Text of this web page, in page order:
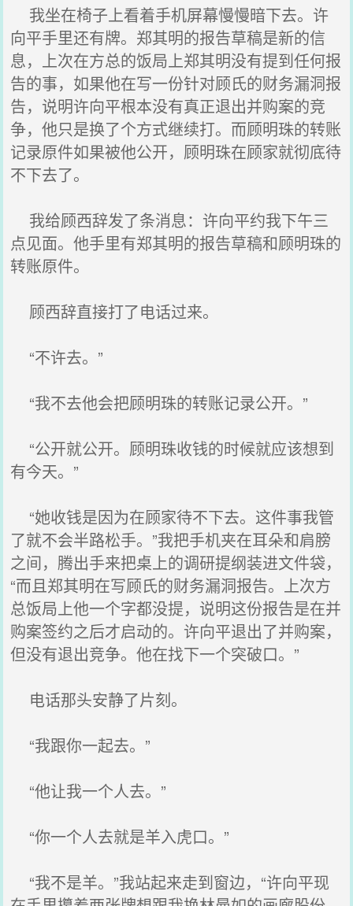
我坐在椅子上看着手机屏幕慢慢暗下去。许
向平手里还有牌。郑其明的报告草稿是新的信
息，上次在方总的饭局上郑其明没有提到任何报
告的事，如果他在写一份针对顾氏的财务漏洞报
告，说明许向平根本没有真正退出并购案的竞
争，他只是换了个方式继续打。而顾明珠的转账
记录原件如果被他公开，顾明珠在顾家就彻底待
不下去了。
我给顾西辞发了条消息：许向平约我下午三
点见面。他手里有郑其明的报告草稿和顾明珠的
转账原件。
顾西辞直接打了电话过来。
“不许去。”
“我不去他会把顾明珠的转账记录公开。”
“公开就公开。顾明珠收钱的时候就应该想到
有今天。”
“她收钱是因为在顾家待不下去。这件事我管
了就不会半路松手。”我把手机夹在耳朵和肩膀
之间，腾出手来把桌上的调研提纲装进文件袋，
“而且郑其明在写顾氏的财务漏洞报告。上次方
总饭局上他一个字都没提，说明这份报告是在并
购案签约之后才启动的。许向平退出了并购案，
但没有退出竞争。他在找下一个突破口。”
电话那头安静了片刻。
“我跟你一起去。”
“他让我一个人去。”
“你一个人去就是羊入虎口。”
“我不是羊。”我站起来走到窗边，“许向平现